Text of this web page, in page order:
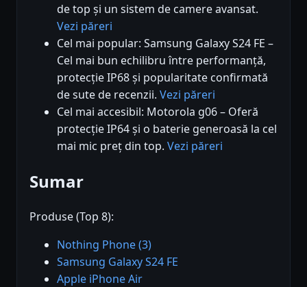
de top și un sistem de camere avansat.
Vezi păreri
Cel mai popular: Samsung Galaxy S24 FE –
Cel mai bun echilibru între performanță,
protecție IP68 și popularitate confirmată
de sute de recenzii. Vezi păreri
Cel mai accesibil: Motorola g06 – Oferă
protecție IP64 și o baterie generoasă la cel
mai mic preț din top. Vezi păreri
Sumar
Produse (Top 8):
Nothing Phone (3)
Samsung Galaxy S24 FE
Apple iPhone Air